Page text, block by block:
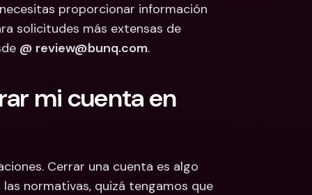
proporcionar información
solicitudes más extensas de
@ review@bunq.com.
mi cuenta en
Cerrar una cuenta es algo
normativas, quizá tengamos que